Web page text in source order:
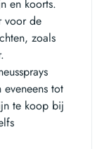
en koorts.
voor de
zoals
tot
te koop bij